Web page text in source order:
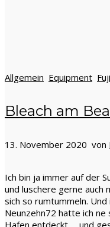
Allgemein Equipment Fuji
Bleach am
13. November 2020 von
Ich bin ja immer auf der
und luschere gerne auch
sich so rumtummeln.
Neunzehn72 hatte ich